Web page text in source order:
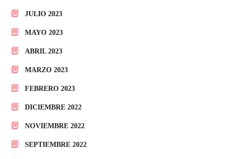
JULIO 2023
MAYO 2023
ABRIL 2023
MARZO 2023
FEBRERO 2023
DICIEMBRE 2022
NOVIEMBRE 2022
SEPTIEMBRE 2022